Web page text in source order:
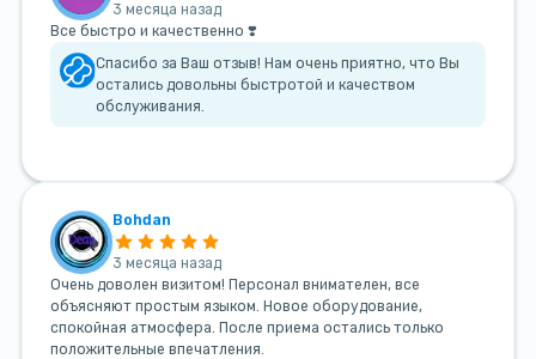
3 месяца назад
Все быстро и качественно ❣️
Спасибо за Ваш отзыв! Нам очень приятно, что Вы
остались довольны быстротой и качеством
обслуживания.
Bohdan
3 месяца назад
Очень доволен визитом! Персонал внимателен, все
объясняют простым языком. Новое оборудование,
спокойная атмосфера. После приема остались только
положительные впечатления.